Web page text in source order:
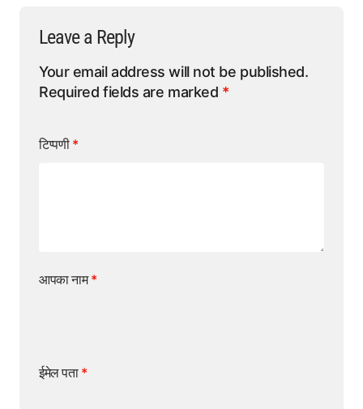
Leave a Reply
Your email address will not be published.
Required fields are marked *
टिप्पणी *
आपका नाम*
ईमेल पता *